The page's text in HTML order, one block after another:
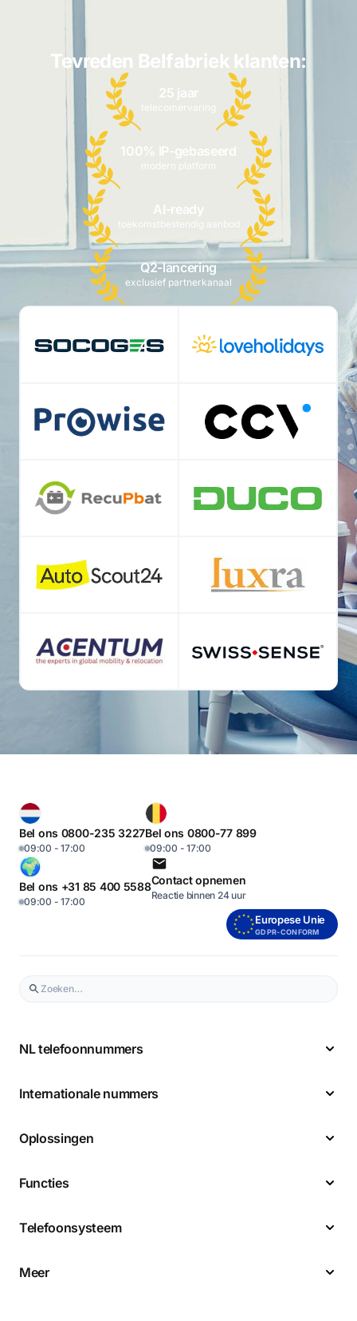
Tevreden Belfabriek klanten:
25 jaar
telecomervaring
100% IP-gebaseerd
modern platform
AI-ready
toekomstbestendig aanbod
Q2-lancering
exclusief partnerkanaal
Bel ons 0800-235 3227
09:00 - 17:00
Bel ons 0800-77 899
09:00 - 17:00
Bel ons +31 85 400 5588
09:00 - 17:00
Contact opnemen
Reactie binnen 24 uur
Europese Unie
GDPR-CONFORM
NL telefoonnummers
Internationale nummers
Oplossingen
Functies
Telefoonsysteem
Meer